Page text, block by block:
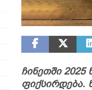
ჩინეთში
ფიქსირდება.